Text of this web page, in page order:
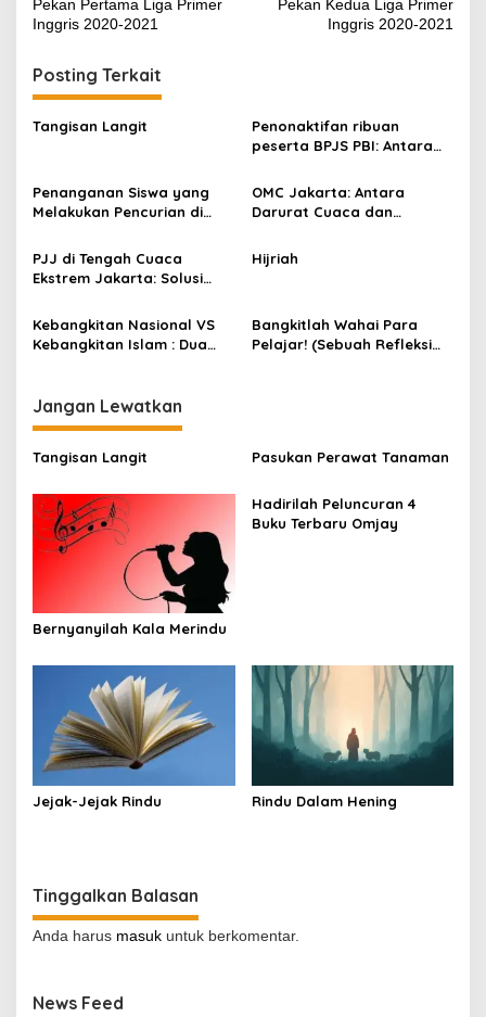
pos
Pekan Pertama Liga Primer
Inggris 2020-2021
Pekan Kedua Liga Primer
Inggris 2020-2021
Posting Terkait
Tangisan Langit
Penonaktifan ribuan
peserta BPJS PBI: Antara
Dasar Kesehatan Warga
Penanganan Siswa yang
Melakukan Pencurian di
OMC Jakarta: Antara
Darurat Cuaca dan
31 Miliar
PJJ di Tengah Cuaca
Ekstrem Jakarta: Solusi
Pendidikan?
Hijriah
Kebangkitan Nasional VS
Kebangkitan Islam : Dua
Bangkitlah Wahai Para
Pelajar! (Sebuah Refleksi
Jangan Lewatkan
Tangisan Langit Pasukan Perawat Tanaman
Bernyanyilah Kala Merindu
Hadirilah Peluncuran 4
Buku Terbaru Omjay
Jejak-Jejak Rindu Rindu Dalam Hening
Tinggalkan Balasan
Anda harus masuk untuk berkomentar.
News Feed